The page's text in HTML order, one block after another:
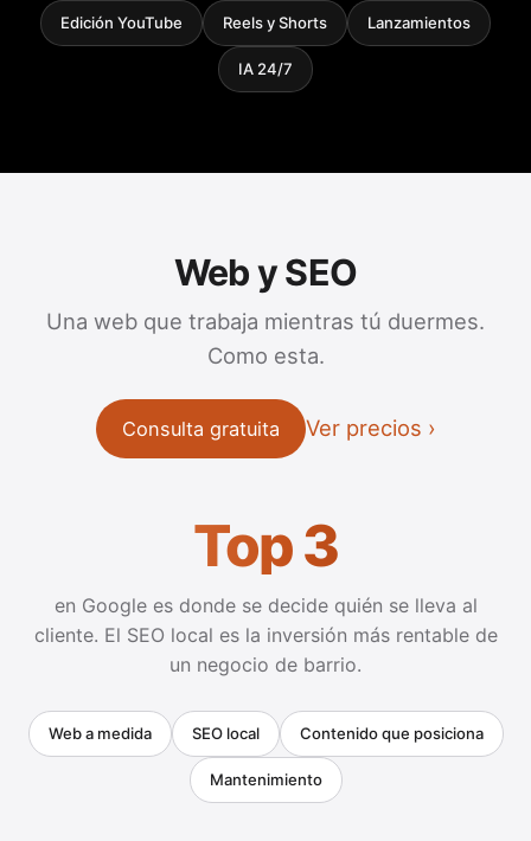
Edición YouTube Reels y Shorts Lanzamientos
IA 24/7
Web y SEO
Una web que trabaja mientras tú duermes.
Como esta.
Consulta gratuita Ver precios
Top 3
en Google es donde se decide quién se lleva al
cliente. El SEO local es la inversión más rentable de
un negocio de barrio.
Web a medida SEO local Contenido que posiciona
Mantenimiento